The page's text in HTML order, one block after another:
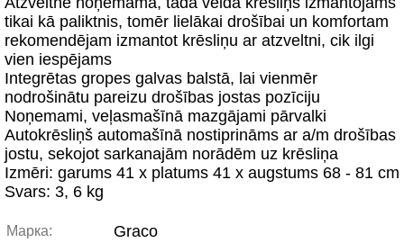
tikai kā paliktnis, tomēr lielākai drošībai un komfortam
rekomendējam izmantot krēsliņu ar atzveltni, cik ilgi
vien iespējams
Integrētas gropes galvas balstā, lai vienmēr
nodrošinātu pareizu drošības jostas pozīciju
Noņemami, veļasmašīnā mazgājami pārvalki
Autokrēsliņš automašīnā nostiprināms ar a/m drošības
jostu, sekojot sarkanajām norādēm uz krēsliņa
Izmēri: garums 41 x platums 41 x augstums 68 - 81 cm
Svars: 3, 6 kg
Марка: Graco